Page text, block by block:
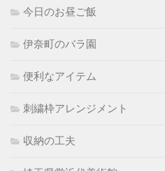
今日のお昼ご飯
伊奈町のバラ園
便利なアイテム
刺繍枠アレンジメント
収納の工夫